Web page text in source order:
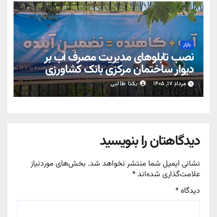
بازار
نصب تابلوهای مدیریت مصرف آب بر
دیوار ساختمان مرکزی بانک کشاورزی
مرداد ۱۷, ۱۴۰۵ یکتا طالبی
دیدگاهتان را بنویسید
نشانی ایمیل شما منتشر نخواهد شد. بخش‌های موردنیاز
علامت‌گذاری شده‌اند*
دیدگاه*